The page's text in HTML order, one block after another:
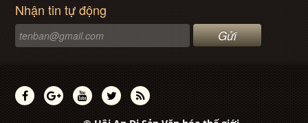
Nhận tin tự động